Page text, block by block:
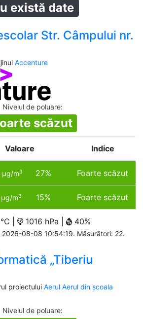
există date
Str. Câmpului nr.
Accenture
Nivelul de poluare:
scăzut
Valoare Indice
µg/m3 27% Foarte scăzut
µg/m3 15% Foarte scăzut
| 1016 hPa | 40%
2026-08-08 10:54:19. Măsurători: 22.
„Tiberiu
proiectului Aerul Aerul din școala
Nivelul de poluare: